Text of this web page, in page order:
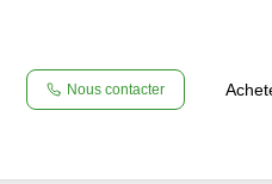
Nous contacter